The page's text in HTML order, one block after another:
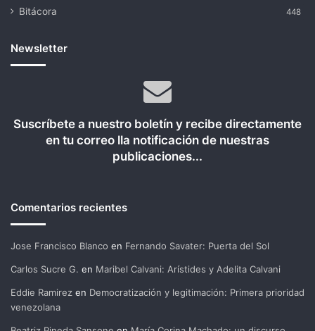
Bitácora 448
Newsletter
Suscríbete a nuestro boletín y recibe directamente
en tu correo lla notificación de nuestras
publicaciones...
Comentarios recientes
Jose Francisco Blanco en Fernando Savater: Puerta del Sol
Carlos Sucre G. en Maribel Calvani: Arístides y Adelita Calvani
Eddie Ramirez en Democratización y legitimación: Primera prioridad
venezolana